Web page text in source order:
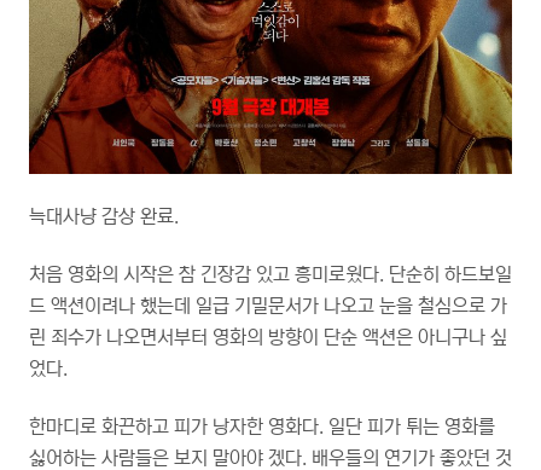
늑대사냥 감상 완료.
처음 영화의 시작은 참 긴장감 있고 흥미로웠다. 단순히 하드보일
드 액션이려나 했는데 일급 기밀문서가 나오고 눈을 철심으로 가
린 죄수가 나오면서부터 영화의 방향이 단순 액션은 아니구나 싶
었다.
한마디로 화끈하고 피가 낭자한 영화다. 일단 피가 튀는 영화를
싫어하는 사람들은 보지 말아야 겠다. 배우들의 연기가 좋았던 것